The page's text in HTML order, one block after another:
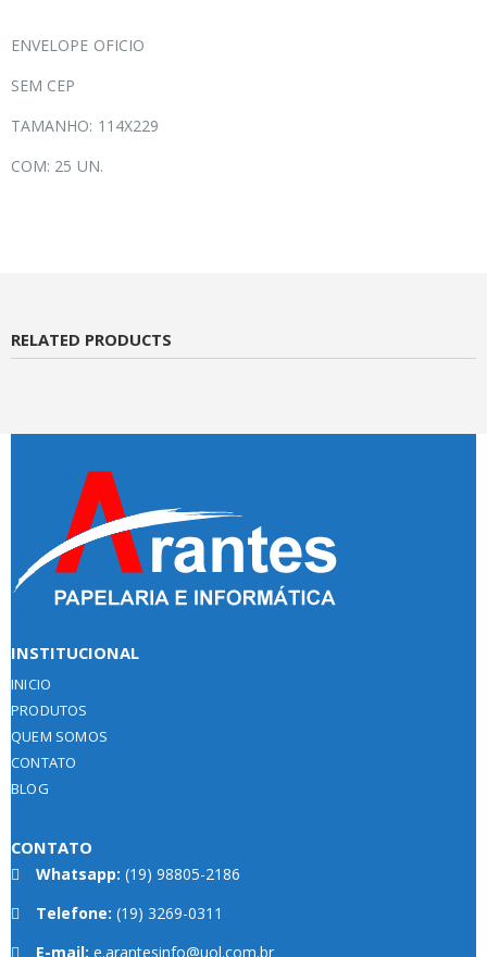
ENVELOPE OFICIO
SEM CEP
TAMANHO: 114X229
COM: 25 UN.
RELATED PRODUCTS
INSTITUCIONAL
INICIO
PRODUTOS
QUEM SOMOS
CONTATO
BLOG
CONTATO
Whatsapp: (19) 98805-2186
Telefone: (19) 3269-0311
E-mail: e.arantesinfo@uol.com.br